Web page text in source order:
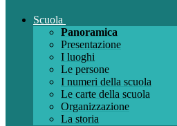
Scuola
Panoramica
Presentazione
I luoghi
Le persone
I numeri della scuola
Le carte della scuola
Organizzazione
La storia